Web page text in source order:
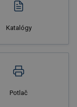
Katalógy
Potlač